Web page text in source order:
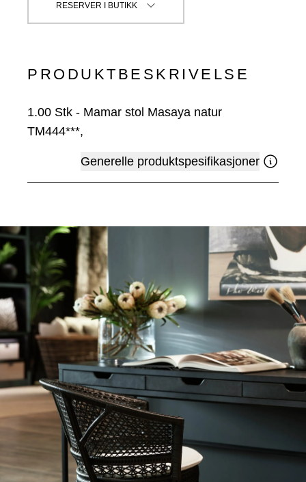
RESERVER I BUTIKK
PRODUKTBESKRIVELSE
1.00 Stk - Mamar stol Masaya natur
TM444***,
Generelle produktspesifikasjoner